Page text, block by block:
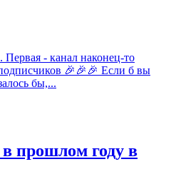
- канал наконец-то
🎉🎉🎉 Если б вы
бы,...
прошлом году в